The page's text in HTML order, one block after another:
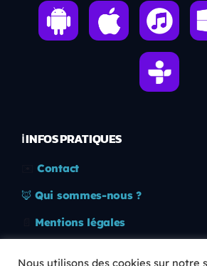
ℹ️ INFOS PRATIQUES
Contact
🦊 Qui sommes-nous ?
Mentions légales
Nous utilisons des cookies sur notre